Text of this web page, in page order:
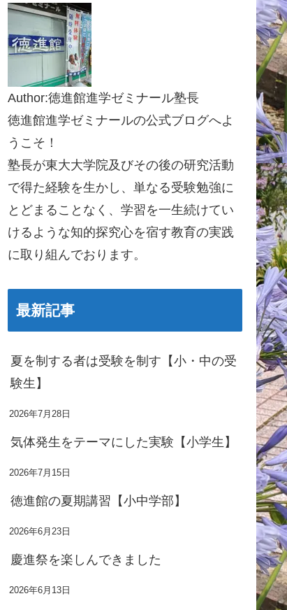
Author:徳進館進学ゼミナール塾長
徳進館進学ゼミナールの公式ブログへよ
うこそ！
塾長が東大大学院及びその後の研究活動
で得た経験を生かし、単なる受験勉強に
とどまることなく、学習を一生続けてい
けるような知的探究心を宿す教育の実践
に取り組んでおります。
最新記事
夏を制する者は受験を制す【小・中の受
験生】
2026年7月28日
気体発生をテーマにした実験【小学生】
2026年7月15日
徳進館の夏期講習【小中学部】
2026年6月23日
慶進祭を楽しんできました
2026年6月13日